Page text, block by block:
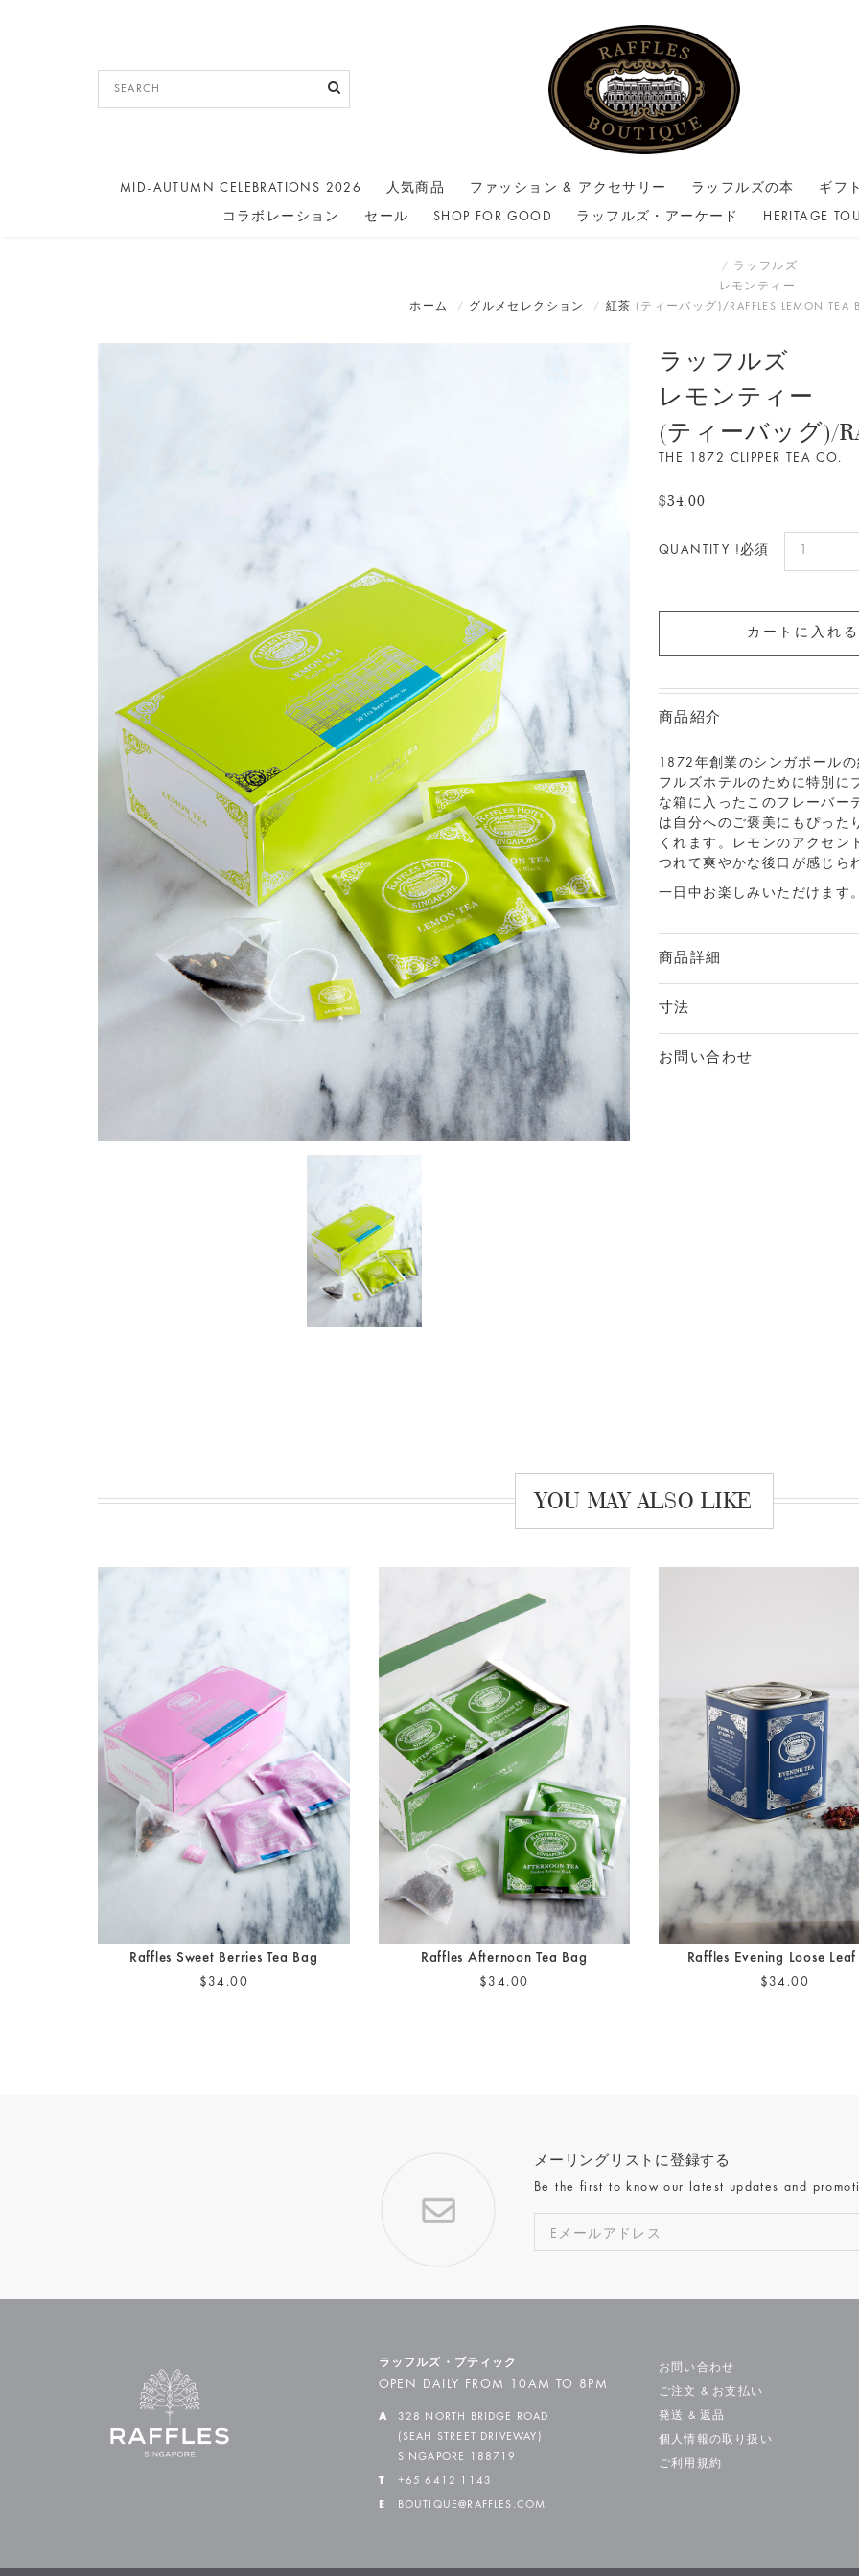
MID-AUTUMN CELEBRATIONS 2026 人気商品 ファッション & アクセサリー ラッフルズの本 ギフト
コラボレーション セール SHOP FOR GOOD ラッフルズ・アーケード HERITAGE
ホーム グルメセレクション 紅茶
ラッフルズ
レモンティー
(ティーバッグ)/RAFFLES LEMON TEA
ラッフルズ
レモンティー
(ティーバッグ)/
THE 1872 CLIPPER TEA CO.
$34.00
QUANTITY !必須
商品紹介
1872 年創業のシンガポールの
フルズホテルのために特別に
な箱に入ったこのフレーバー
は自分へのご褒美にもぴった
くれます。レモンのアクセン
つれて爽やかな後口が感じら
一日中お楽しみいただけます。
商品詳細
寸法
お問い合わせ
YOU MAY ALSO LIKE
Raffles Sweet Berries Tea Bag
$34.00
Raffles Afternoon Tea Bag
$34.00
Raffles Evening Loose Leaf
$34.00
メーリングリストに登録する
Be the first to know our latest updates and
ラッフルズ・ブティック
OPEN DAILY FROM 10AM TO 8PM
A
328 NORTH BRIDGE ROAD
(SEAH STREET DRIVEWAY)
SINGAPORE 188719
T +65 6412 1143
E BOUTIQUE@RAFFLES.COM
お問い合わせ
ご注文 & お支払い
発送 & 返品
個人情報の取り扱い
ご利用規約